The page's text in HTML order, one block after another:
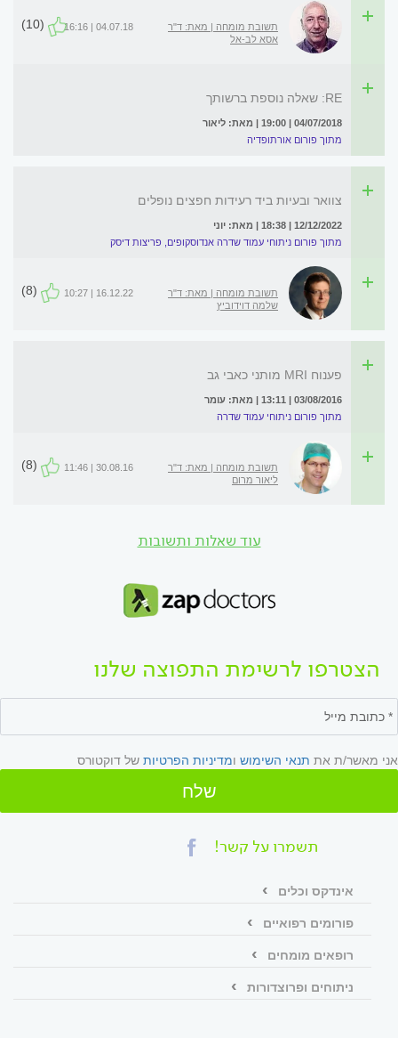
תשובת מומחה | מאת: ד"ר
אסא לב-אל
04.07.18 | 16:16
(10)
RE: שאלה נוספת ברשותך
04/07/2018 | 19:00 | מאת: ליאור
מתוך פורום אורתופדיה
צוואר ובעיות ביד רעידות חפצים נופלים
12/12/2022 | 18:38 | מאת: יוני
מתוך פורום ניתוחי עמוד שדרה אנדוסקופים, פריצות דיסק
תשובת מומחה | מאת: ד"ר
שלמה דוידוביץ
16.12.22 | 10:27
(8)
פענוח MRI מותני כאבי גב
03/08/2016 | 13:11 | מאת: עומר
מתוך פורום ניתוחי עמוד שדרה
תשובת מומחה | מאת: ד"ר
ליאור מרום
30.08.16 | 11:46
(8)
עוד שאלות ותשובות
הצטרפו לרשימת התפוצה שלנו
אני מאשר/ת את תנאי השימוש ומדיניות הפרטיות של דוקטורס
שלח
תשמרו על קשר!
אינדקס וכלים
פורומים רפואיים
רופאים מומחים
ניתוחים ופרוצדורות